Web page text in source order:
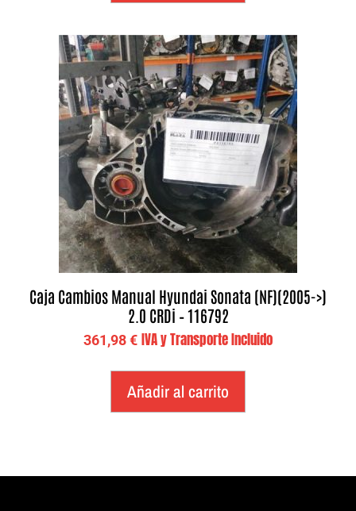
Caja Cambios Manual Hyundai Sonata (NF)(2005->)
2.0 CRDi – 116792
361,98€ IVA y Transporte Incluido
Añadir al carrito